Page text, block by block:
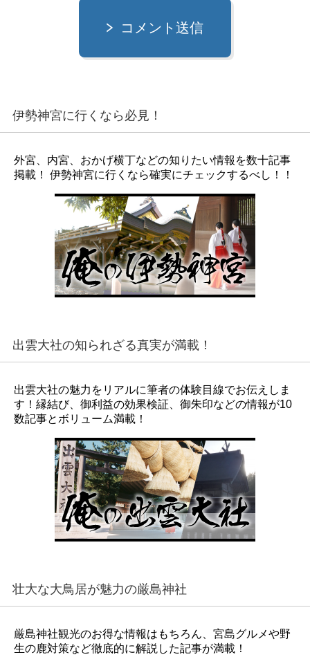
コメント送信
伊勢神宮に行くなら必見！
外宮、内宮、おかげ横丁などの知りたい情報を数十記事
掲載！ 伊勢神宮に行くなら確実にチェックするべし！！
出雲大社の知られざる真実が満載！
出雲大社の魅力をリアルに筆者の体験目線でお伝えしま
す！縁結び、御利益の効果検証、御朱印などの情報が10
数記事とボリューム満載！
壮大な大鳥居が魅力の厳島神社
厳島神社観光のお得な情報はもちろん、宮島グルメや野
生の鹿対策など徹底的に解説した記事が満載！